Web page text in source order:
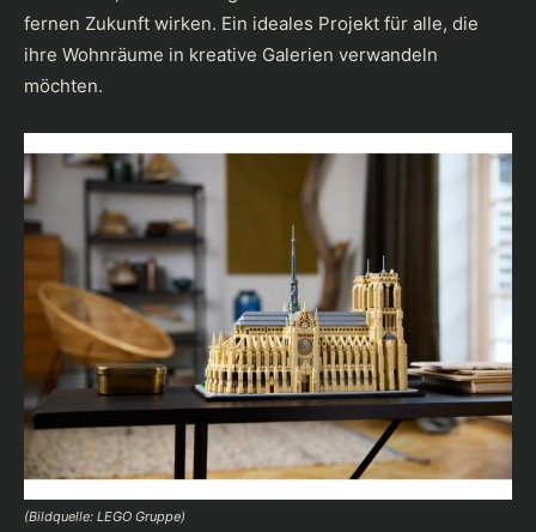
fernen Zukunft wirken. Ein ideales Projekt für alle, die
ihre Wohnräume in kreative Galerien verwandeln
möchten.
(Bildquelle: LEGO Gruppe)